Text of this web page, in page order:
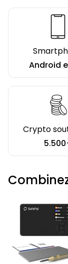
Android
Crypto